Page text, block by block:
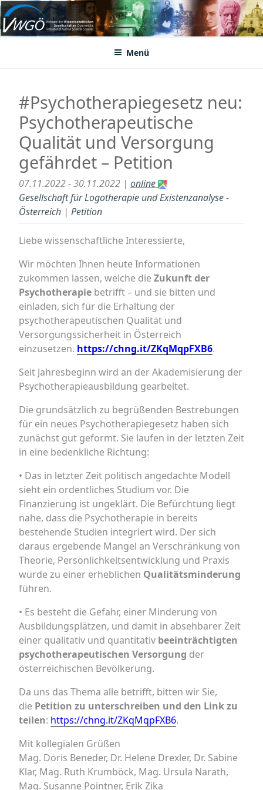
Zum
Inhalt
springenVWGÖ
Federation of Austrian Scientific Societies
Menü
#Psychotherapiegesetz neu:
Psychotherapeutische
Qualität und Versorgung
gefährdet – Petition
07.11.2022 - 30.11.2022 | online
Gesellschaft für Logotherapie und Existenzanalyse -
Österreich | Petition
Liebe wissenschaftliche Interessierte,
Wir möchten Ihnen heute Informationen
zukommen lassen, welche dieZukunft der
Psychotherapie betrifft – und sie bitten und
einladen, sich für die Erhaltung der
psychotherapeutischen Qualität und
Versorgungssicherheit in Österreich
einzusetzen. https://chng.it/ZKqMqpFXB6.
Seit Jahresbeginn wird an der Akademisierung der
Psychotherapieausbildung gearbeitet.
Die grundsätzlich zu begrüßenden Bestrebungen
für ein neues Psychotherapiegesetz haben sich
zunächst gut geformt. Sie laufen in der letzten Zeit
in eine bedenkliche Richtung:
• Das in letzter Zeit politisch angedachte Modell
sieht ein ordentliches Studium vor. Die
Finanzierung ist ungeklärt. Die Befürchtung liegt
nahe, dass die Psychotherapie in bereits
bestehende Studien integriert wird. Der sich
daraus ergebende Mangel an Verschränkung von
Theorie, Persönlichkeitsentwicklung und Praxis
würde zu einer erheblichen Qualitätsminderung
führen.
• Es besteht die Gefahr, einer Minderung von
Ausbildungsplätzen, und damit in absehbarer Zeit
einer qualitativ und quantitativ beeinträchtigten
psychotherapeutischen Versorgung der
österreichischen Bevölkerung.
Da uns das Thema alle betrifft, bitten wir Sie,
die Petition zu unterschreiben und den Link zu
teilen: https://chng.it/ZKqMqpFXB6.
Mit kollegialen Grüßen
Mag. Doris Beneder, Dr. Helene Drexler, Dr. Sabine
Klar, Mag. Ruth Krumböck, Mag. Ursula Narath,
Mag. Susanne Pointner, Erik Zika